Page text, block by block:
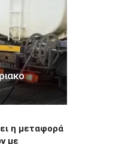
η μεταφορά
με